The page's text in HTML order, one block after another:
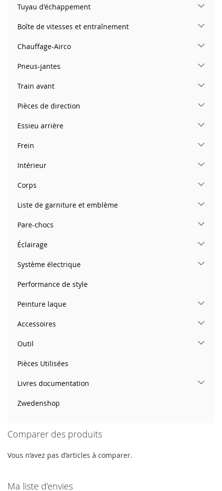
Tuyau d'échappement
Boîte de vitesses et entraînement
Chauffage-Airco
Pneus-jantes
Train avant
Pièces de direction
Essieu arrière
Frein
Intérieur
Corps
Liste de garniture et emblème
Pare-chocs
Éclairage
Système électrique
Performance de style
Peinture laque
Accessoires
Outil
Pièces Utilisées
Livres documentation
Zwedenshop
Comparer des produits
Vous n’avez pas d’articles à comparer.
Ma liste d’envies